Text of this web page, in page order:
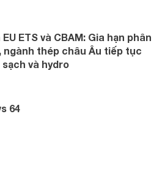
ETS và CBAM: Gia hạn phân
ngành thép châu Âu tiếp tục
và hydro
64